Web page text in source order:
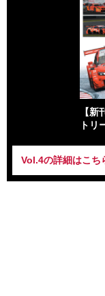
【
トリ
Vol.4の詳細はこち